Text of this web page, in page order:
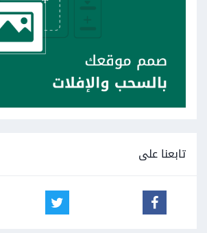
تابعنا على